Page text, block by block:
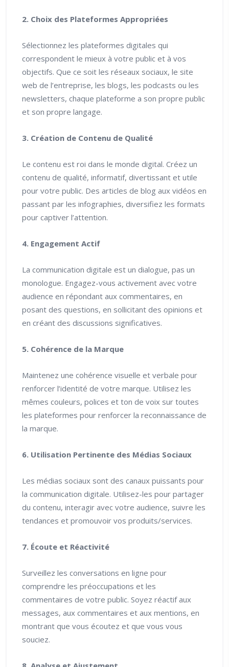
2. Choix des Plateformes Appropriées
Sélectionnez les plateformes digitales qui
correspondent le mieux à votre public et à vos
objectifs. Que ce soit les réseaux sociaux, le site
web de l’entreprise, les blogs, les podcasts ou les
newsletters, chaque plateforme a son propre public
et son propre langage.
3. Création de Contenu de Qualité
Le contenu est roi dans le monde digital. Créez un
contenu de qualité, informatif, divertissant et utile
pour votre public. Des articles de blog aux vidéos en
passant par les infographies, diversifiez les formats
pour captiver l’attention.
4. Engagement Actif
La communication digitale est un dialogue, pas un
monologue. Engagez-vous activement avec votre
audience en répondant aux commentaires, en
posant des questions, en sollicitant des opinions et
en créant des discussions significatives.
5. Cohérence de la Marque
Maintenez une cohérence visuelle et verbale pour
renforcer l’identité de votre marque. Utilisez les
mêmes couleurs, polices et ton de voix sur toutes
les plateformes pour renforcer la reconnaissance de
la marque.
6. Utilisation Pertinente des Médias Sociaux
Les médias sociaux sont des canaux puissants pour
la communication digitale. Utilisez-les pour partager
du contenu, interagir avec votre audience, suivre les
tendances et promouvoir vos produits/services.
7. Écoute et Réactivité
Surveillez les conversations en ligne pour
comprendre les préoccupations et les
commentaires de votre public. Soyez réactif aux
messages, aux commentaires et aux mentions, en
montrant que vous écoutez et que vous vous
souciez.